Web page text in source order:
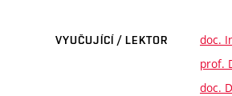
VYUČUJÍCÍ / LEKTOR
doc.
prof.
doc.